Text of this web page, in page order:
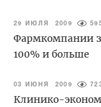
29 ИЮЛЯ 2009
Фармкомпании
100% и больше
03 ИЮНЯ 2009
Клинико-